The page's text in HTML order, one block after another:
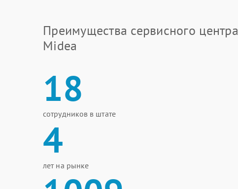
Преимущества сервисного центра
Midea
18
сотрудников в штате
4
лет на рынке